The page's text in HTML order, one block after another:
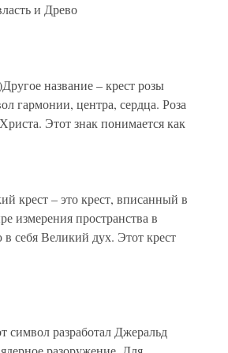
и Древо
название – крест розы
гармонии, центра, сердца. Роза
Этот знак понимается как
крест – это крест, вписанный в
измерения пространства в
себя Великий дух. Этот крест
символ разработал Джеральд